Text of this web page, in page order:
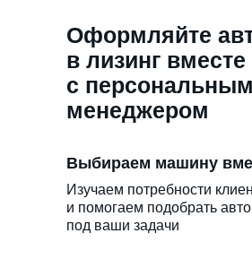
Выбираем машину
Изучаем потребности
и помогаем подобрать
под ваши задачи
Оформляйте
в лизинг вместе
с персональным
менеджером